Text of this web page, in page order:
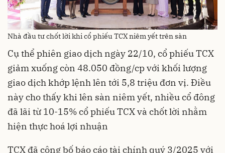
Nhà đầu tư chốt lời khi cổ phiếu TCX niêm yết trên sàn
Cụ thể phiên giao dịch ngày 22/10, cổ phiếu TCX
giảm xuống còn 48.050 đồng/cp với khối lượng
giao dịch khớp lệnh lên tới 5,8 triệu đơn vị. Điều
này cho thấy khi lên sàn niêm yết, nhiều cổ đông
đã lãi từ 10-15% cổ phiếu TCX và chốt lời nhằm
hiện thực hoá lợi nhuận
TCX đã công bố báo cáo tài chính quý 3/2025 với